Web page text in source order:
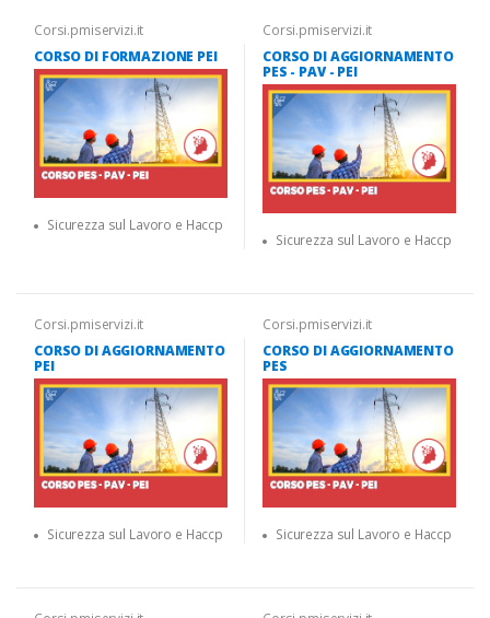
Corsi.pmiservizi.it
CORSO DI FORMAZIONE PEI
Sicurezza sul Lavoro e Haccp
Corsi.pmiservizi.it
CORSO DI AGGIORNAMENTO
PES - PAV - PEI
Sicurezza sul Lavoro e Haccp
Corsi.pmiservizi.it
CORSO DI AGGIORNAMENTO
PEI
Sicurezza sul Lavoro e Haccp
Corsi.pmiservizi.it
CORSO DI AGGIORNAMENTO
PES
Sicurezza sul Lavoro e Haccp